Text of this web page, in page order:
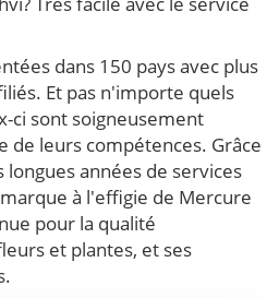
dans 150 pays avec plus
Et pas n'importe quels
ci sont soigneusement
de leurs compétences. Grâce
longues années de services
à l'effigie de Mercure
pour la qualité
et plantes, et ses